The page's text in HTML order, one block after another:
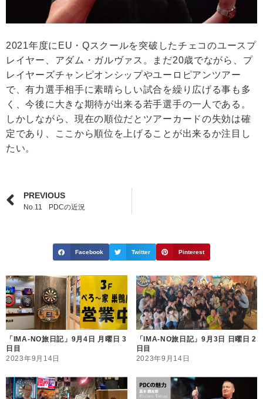
2021年度にEU・Qスクールを突破したチェコのユースプ
レイヤー、アダム・ガルヴァス。まだ20歳でながら、プ
レイヤーズチャンピオンシップやユーロピアンツアー
で、有力選手相手に素晴らしい試合を繰り広げる事も多
く、今後に大きな期待が出来る若手選手の一人である。
しかしながら、現在の順位だとツアーカードの失効は確
定であり、ここから順位を上げることが出来るか注目し
たい。
PREVIOUS
No.11 PDCの近況
Facebook Twitter Pinterest
「IMA-NO旅日記」9月4日 月曜日 3
日目
2023年9月14日
「IMA-NO旅日記」9月3日 日曜日 2
日目
2023年9月14日